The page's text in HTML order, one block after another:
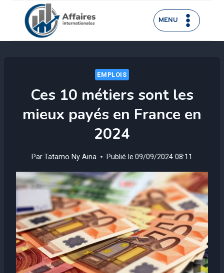
contenu
MENU
EMPLOIS
Ces 10 métiers sont les
mieux payés en France en
2024
ParTatamo Ny Aina Publié le 09/09/2024 08:11